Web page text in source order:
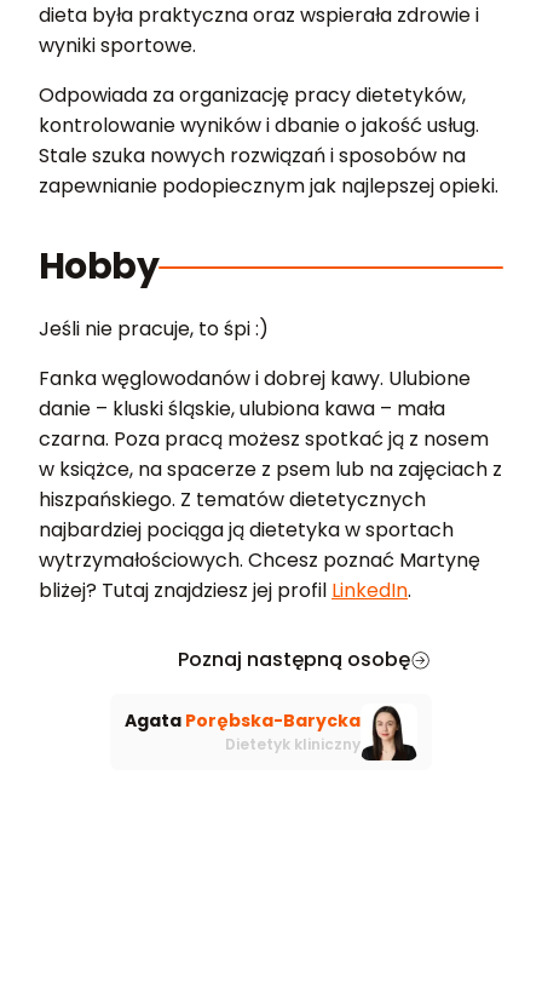
dieta była praktyczna oraz wspierała zdrowie i
wyniki sportowe.
Odpowiada za organizację pracy dietetyków,
kontrolowanie wyników i dbanie o jakość usług.
Stale szuka nowych rozwiązań i sposobów na
zapewnianie podopiecznym jak najlepszej opieki.
Hobby
Jeśli nie pracuje, to śpi :)
Fanka węglowodanów i dobrej kawy. Ulubione
danie – kluski śląskie, ulubiona kawa – mała
czarna. Poza pracą możesz spotkać ją z nosem
w książce, na spacerze z psem lub na zajęciach z
hiszpańskiego. Z tematów dietetycznych
najbardziej pociąga ją dietetyka w sportach
wytrzymałościowych. Chcesz poznać Martynę
bliżej? Tutaj znajdziesz jej profil LinkedIn.
Poznaj następną osobę
Agata Porębska-Barycka
Dietetyk kliniczny